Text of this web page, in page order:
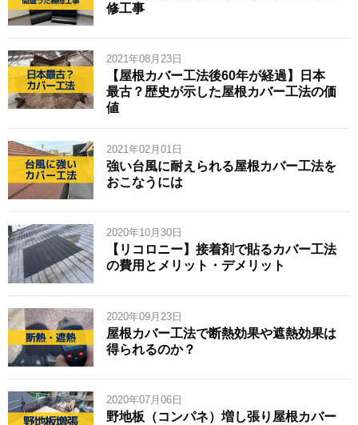
修工事
2021年08月23日
【屋根カバー工法後60年が経過】日本
最古？歴史が示した屋根カバー工法の価
値
2021年02月01日
強い台風に耐えられる屋根カバー工法を
おこなうには
2020年10月30日
【リコロニー】接着剤で貼るカバー工法
の費用とメリット・デメリット
2020年09月23日
屋根カバー工法で断熱効果や遮熱効果は
得られるのか？
2020年07月06日
野地板（コンパネ）増し張り屋根カバー